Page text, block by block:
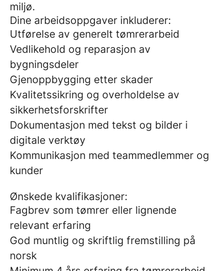
miljø.
Dine arbeidsoppgaver inkluderer:
Utførelse av generelt tømrerarbeid
Vedlikehold og reparasjon av
bygningsdeler
Gjenoppbygging etter skader
Kvalitetssikring og overholdelse av
sikkerhetsforskrifter
Dokumentasjon med tekst og bilder i
digitale verktøy
Kommunikasjon med teammedlemmer og
kunder
Ønskede kvalifikasjoner:
Fagbrev som tømrer eller lignende
relevant erfaring
God muntlig og skriftlig fremstilling på
norsk